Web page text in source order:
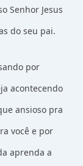
Senhor Jesus
do seu pai.
por
acontecendo
ansioso pra
você e por
aprenda a